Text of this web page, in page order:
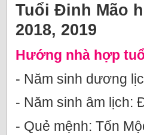
Tuổi Đinh Mão
2018, 2019
Hướng nhà hợp
- Năm sinh dương
- Năm sinh âm lịch:
- Quẻ mệnh: Tốn